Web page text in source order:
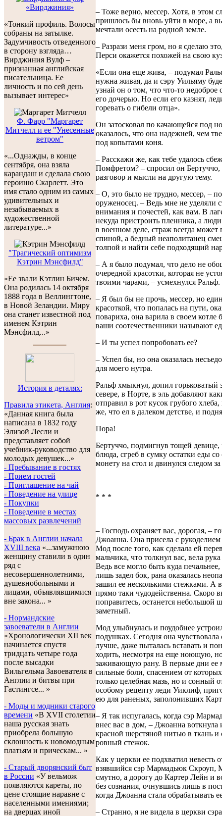
«Вирджиния»
«Тонкий профиль. Волосы
собраны на затылке.
Задумчивость отведенного
в сторону взгляда…
Вирджиния Вулф –
признанная английская
писательница. Ее
личность и по сей день
вызывает интерес»
Ф. Фарр "Маргарет
Митчелл и ее "Унесенные
ветром"
«...Однажды, в конце
сентября, она взяла
карандаш и сделала свою
героиню Скарлетт. Это
имя стало одним из самых
удивительных и
незабываемых в
художественной
литературе...»
"Трагический оптимизм
Кэтрин Мэнсфилд"
«Ее звали Кэтлин Бичем.
Она родилась 14 октября
1888 года в Веллингтоне,
в Новой Зеландии. Миру
она станет известной под
именем Кэтрин
Мэнсфилд...»
История в деталях:
Правила этикета, Англия:
«Данная книга была
написана в 1832 году
Элизой Лесли и
представляет собой
учебник-руководство для
молодых девушек...»
- Пребывание в гостях
- Прием гостей
- Приглашение на чай
- Поведение на улице
- Покупки
- Поведение в местах
массовых развлечений
- Брак в Англии начала
XVIII века «...замужнюю
женщину ставили в один
ряд с
несовершеннолетними,
душевнобольными и
лицами, объявлявшимися
вне закона... »
- Нормандские
завоеватели в Англии
«Хронологически XII век
начинается спустя
тридцать четыре года
после высадки
Вильгельма Завоевателя в
Англии и битвы при
Гастингсе... »
- Моды и модники старого
времени «В XVII столетии
наша русская знать
приобрела большую
склонность к новомодным
платьям и прическам... »
- Старый дворянский быт
в России «У вельмож
появляются кареты, по
цене стоящие наравне с
населенными имениями;
на дверцах иной
– Тоже верно, мессер. Хотя, в этом
пришлось бы вновь уйти в море, а
мечтали осесть на родной земле.
– Разрази меня гром, но я сделаю
Перси окажется похожей на свою
«Если она еще жива, – подумал
нужна живая, да и сэру Уильяму
узнай он о том, что что-то недоброе
его дочерью. Но если его казнят,
горевать о гибели отца».
Он затосковал по качающейся под
оказалось, что она надежней, чем
под копытами коня.
– Расскажи же, как тебе удалось
Помфретом? – спросил он Бертуччо,
разговор и мысли на другую тему.
– О, это было не трудно, мессер, –
оруженосец. – Ведь мне не уделяли
внимания и почестей, как вам. В
некуда пристроить пленника, а
в военном деле, страж всегда может
спиной, а бедный неаполитанец
толпой и найти себе подходящий
– А я было подумал, что дело не
очередной красотки, которая не
твоими чарами, – усмехнулся Ральф.
– Я был бы не прочь, мессер, но
красоткой, что попалась на пути,
повариха, она варила в своем котле
ваши соотечественники называют
– И ты успел попробовать ее?
– Успел бы, но она оказалась
для моего нутра.
Ральф хмыкнул, допил горьковатый
севере, в Норте, в эль добавляют
отправил в рот кусок грубого хлеба,
же, что ел в далеком детстве, и
Пора!
Бертуччо, подмигнув тощей девице,
блюда, сгреб в сумку остатки еды со
монету на стол и двинулся следом
* * *
– Господь охраняет вас, дорогая, –
Джоанна. Она присела с рукоделием
Мод после того, как сделала ей
мальчика, что толкнул вас, вела
Ведь все могло быть куда
лишь задел бок, рана оказалась
зашил ее несколькими стежками. А
прямо таки чудодейственна. Скоро
поправитесь, останется небольшой
заметный.
Мод улыбнулась и поудобнее
подушках. Сегодня она чувствовала
лучше, даже пыталась вставать и
ходить, несмотря на еще ноющую,
заживающую рану. В первые дни ее
сильные боли, спасением от
только целебная мазь, но и сонный
особому рецепту леди Уиклиф,
ею для раненых, заполонивших
– Я так испугалась, когда сэр
внес вас в дом, – Джоанна воткнула
красной шерстяной нитью в ткань и
ровный стежок.
Как у церкви ее подхватил невесть
взявшийся сэр Мармадьюк Скроуп,
смутно, а дорогу до Картер Лейн и
без сознания, очнувшись лишь в
когда Джоанна стала обрабатывать
– Странно, я не видела в церкви